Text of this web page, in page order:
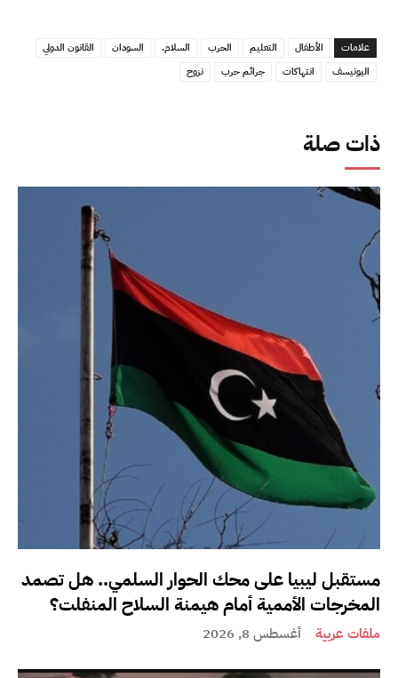
ذات صلة
مستقبل ليبيا على محك الحوار السلمي.. هل تصمد
المخرجات الأممية أمام هيمنة السلاح المنفلت؟
ملفات عربية أغسطس 8, 2026
علامات الأطفال التعليم الحرب السلام. السودان
القانون الدولي
اليونيسف
انتهاكات جرائم حرب نزوح